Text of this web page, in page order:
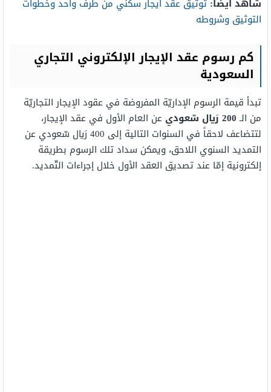
شاهد أيضًا: توثيق عقد ايجار سكني من طرف واحد وخطوات
التوثيق وشروطه
كم رسوم عقد الإيجار الإلكتروني التجاري
السعودية
تبدأ قيمة الرسوم الإداريّة المفروضة في عقود الإيجار التجاريّة
من الـ200 رَيال سّعودي
عن العام الأول في عقد الإيجار،
لتتضاعف لاحقاً في السنوات التالية إلى 400 رَيال سّعودي عن
التمديد السنوي اللاحق، ويمكن سداد تلك الرسوم بطريقة
إلكترونية إمّا عند تصديق العقد الأول خلال إجراءات التّمديد.